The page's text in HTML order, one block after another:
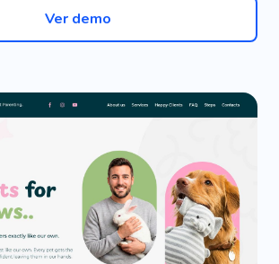
Ver demo